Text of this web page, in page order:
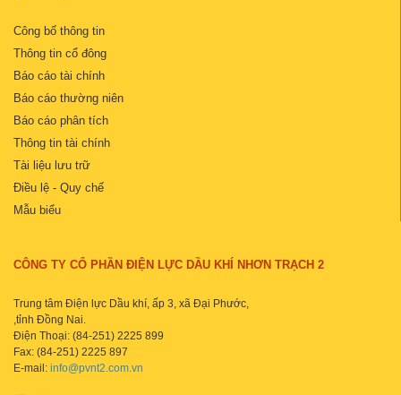
Công bố thông tin
Thông tin cổ đông
Báo cáo tài chính
Báo cáo thường niên
Báo cáo phân tích
Thông tin tài chính
Tài liệu lưu trữ
Điều lệ - Quy chế
Mẫu biểu
CÔNG TY CỔ PHẦN ĐIỆN LỰC DẦU KHÍ NHƠN TRẠCH 2
Trung tâm Điện lực Dầu khí, ấp 3, xã Đại Phước,
,tỉnh Đồng Nai.
Điện Thoại: (84-251) 2225 899
Fax: (84-251) 2225 897
E-mail: info@pvnt2.com.vn